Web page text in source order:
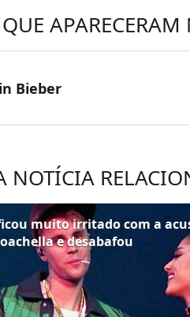
APARECERAM
Bieber
NOTÍCIA
muito irritado com a
e desabafou